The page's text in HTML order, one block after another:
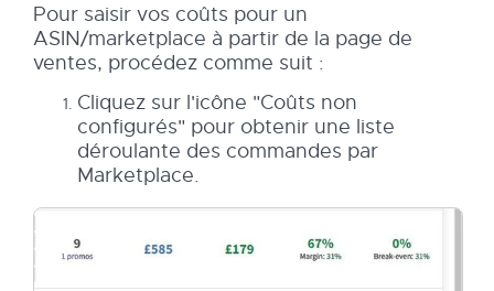
Pour saisir vos coûts pour un
ASIN/marketplace à partir de la page de
ventes, procédez comme suit :
Cliquez sur l'icône "Coûts non
configurés" pour obtenir une liste
déroulante des commandes par
Marketplace.